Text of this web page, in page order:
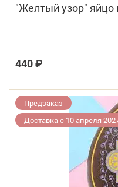
"Желтый узор"
440 ₽
Предзаказ
Доставка с 10 апреля